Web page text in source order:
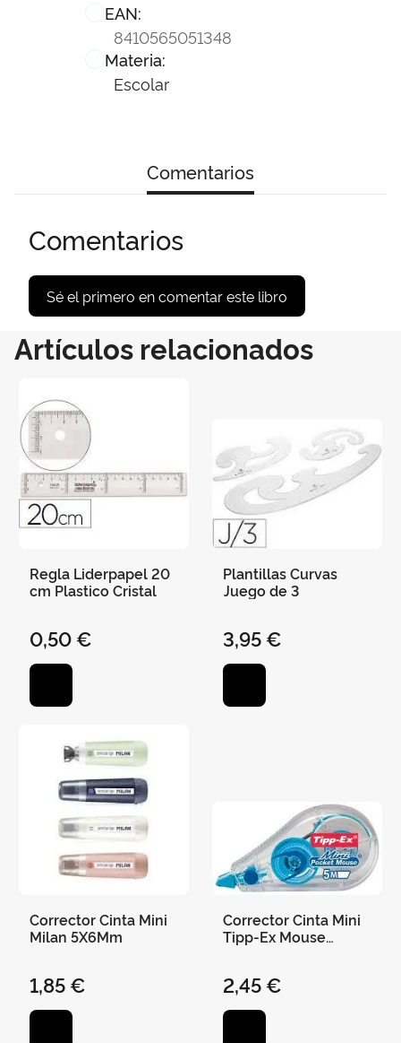
EAN:
8410565051348
Materia:
Escolar
Comentarios
Comentarios
Sé el primero en comentar este libro
Artículos relacionados
Regla Liderpapel 20
cm Plastico Cristal
0,50 €
Plantillas Curvas
Juego de 3
3,95 €
Corrector Cinta Mini
Milan 5X6Mm
1,85 €
Corrector Cinta Mini
Tipp-Ex Mouse
2,45 €